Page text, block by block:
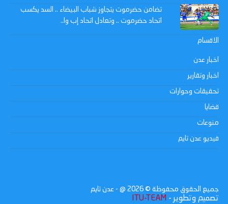
تضامن حضرموت يتجاوز شباب البيضاء .. السد يكسب
اتحاد حضرموت .. وتعادل اتحاد إب وا..
الاقسام
اخبار عدن
اخبار وتقارير
تحقيقات وحوارات
قضايا
منوعات
فيديو عدن تايم
جميع الحقوق محفوظة © 2026 @ - عدن تايم
تصميم وتطوير - ITU-TEAM